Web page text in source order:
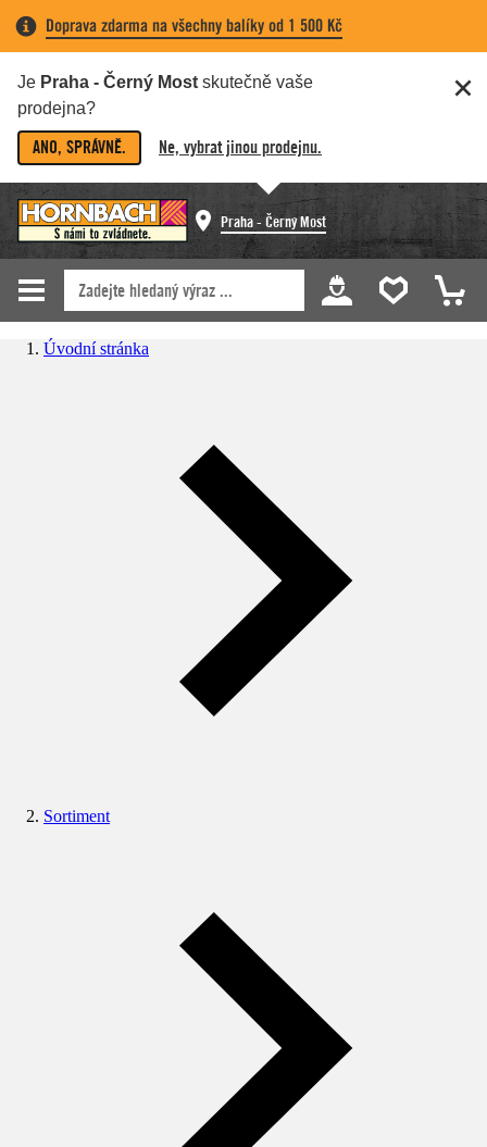
Doprava zdarma na všechny balíky od 1 500 Kč
Je Praha - Černý Most skutečně vaše
prodejna?
ANO, SPRÁVNĚ. Ne, vybrat jinou prodejnu.
Praha - Černý Most
Úvodní stránka
Sortiment